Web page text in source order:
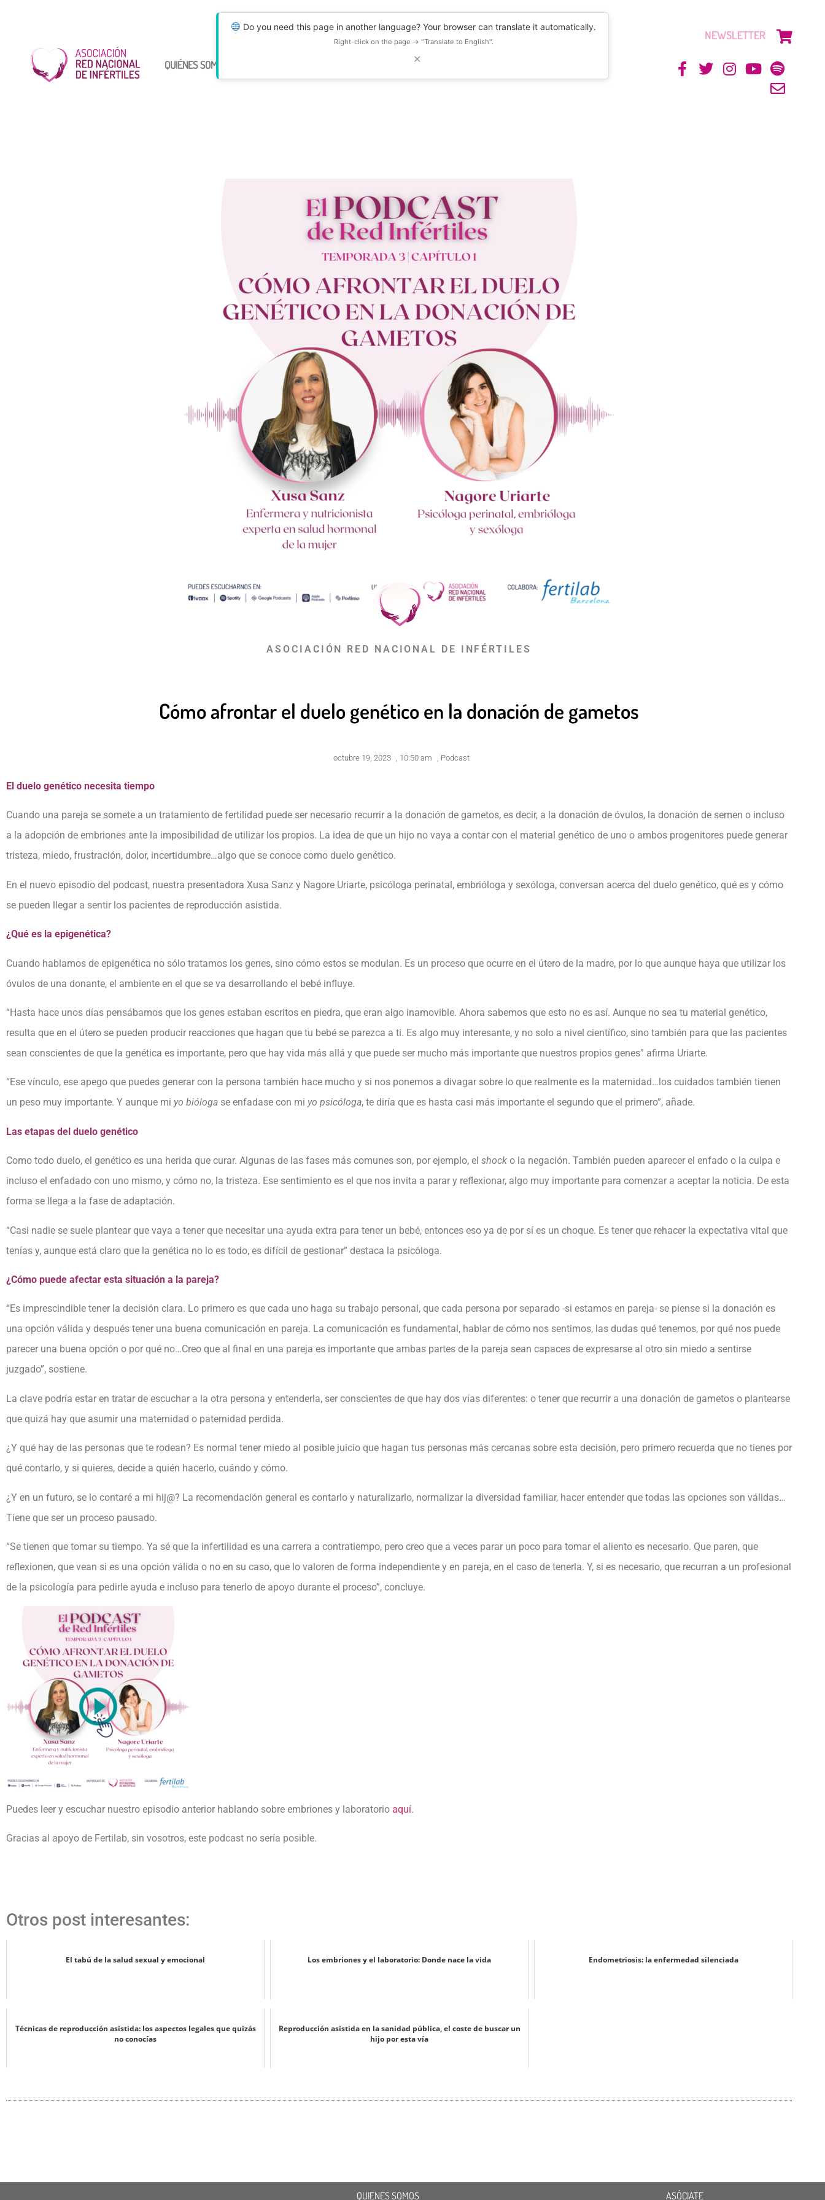
Do you need this page in another language? Your browser can translate it automatically.
Right-click on the page → "Translate to English".
✕
QUIÉNES SOMOS RECURSOS
NEWSLETTER
ASOCIACIÓN RED NACIONAL DE INFÉRTILES
Cómo afrontar el duelo genético en la donación de gametos
octubre 19, 2023 , 10:50 am , Podcast
El duelo genético necesita tiempo
Cuando una pareja se somete a un tratamiento de fertilidad puede ser necesario recurrir a la donación de gametos, es decir, a la donación de óvulos, la donación de semen o incluso
a la adopción de embriones ante la imposibilidad de utilizar los propios. La idea de que un hijo no vaya a contar con el material genético de uno o ambos progenitores puede generar
tristeza, miedo, frustración, dolor, incertidumbre…algo que se conoce como duelo genético.
En el nuevo episodio del podcast, nuestra presentadora Xusa Sanz y Nagore Uriarte, psicóloga perinatal, embrióloga y sexóloga, conversan acerca del duelo genético, qué es y cómo
se pueden llegar a sentir los pacientes de reproducción asistida.
¿Qué es la epigenética?
Cuando hablamos de epigenética no sólo tratamos los genes, sino cómo estos se modulan. Es un proceso que ocurre en el útero de la madre, por lo que aunque haya que utilizar los
óvulos de una donante, el ambiente en el que se va desarrollando el bebé influye.
“Hasta hace unos días pensábamos que los genes estaban escritos en piedra, que eran algo inamovible. Ahora sabemos que esto no es así. Aunque no sea tu material genético,
resulta que en el útero se pueden producir reacciones que hagan que tu bebé se parezca a ti. Es algo muy interesante, y no solo a nivel científico, sino también para que las pacientes
sean conscientes de que la genética es importante, pero que hay vida más allá y que puede ser mucho más importante que nuestros propios genes” afirma Uriarte.
“Ese vínculo, ese apego que puedes generar con la persona también hace mucho y si nos ponemos a divagar sobre lo que realmente es la maternidad…los cuidados también tienen
un peso muy importante. Y aunque mi yo bióloga se enfadase con mi yo psicóloga, te diría que es hasta casi más importante el segundo que el primero”, añade.
Las etapas del duelo genético
Como todo duelo, el genético es una herida que curar. Algunas de las fases más comunes son, por ejemplo, el shock o la negación. También pueden aparecer el enfado o la culpa e
incluso el enfadado con uno mismo, y cómo no, la tristeza. Ese sentimiento es el que nos invita a parar y reflexionar, algo muy importante para comenzar a aceptar la noticia. De esta
forma se llega a la fase de adaptación.
“Casi nadie se suele plantear que vaya a tener que necesitar una ayuda extra para tener un bebé, entonces eso ya de por sí es un choque. Es tener que rehacer la expectativa vital que
tenías y, aunque está claro que la genética no lo es todo, es difícil de gestionar” destaca la psicóloga.
¿Cómo puede afectar esta situación a la pareja?
“Es imprescindible tener la decisión clara. Lo primero es que cada uno haga su trabajo personal, que cada persona por separado -si estamos en pareja- se piense si la donación es
una opción válida y después tener una buena comunicación en pareja. La comunicación es fundamental, hablar de cómo nos sentimos, las dudas qué tenemos, por qué nos puede
parecer una buena opción o por qué no…Creo que al final en una pareja es importante que ambas partes de la pareja sean capaces de expresarse al otro sin miedo a sentirse
juzgado”, sostiene.
La clave podría estar en tratar de escuchar a la otra persona y entenderla, ser conscientes de que hay dos vías diferentes: o tener que recurrir a una donación de gametos o plantearse
que quizá hay que asumir una maternidad o paternidad perdida.
¿Y qué hay de las personas que te rodean? Es normal tener miedo al posible juicio que hagan tus personas más cercanas sobre esta decisión, pero primero recuerda que no tienes por
qué contarlo, y si quieres, decide a quién hacerlo, cuándo y cómo.
¿Y en un futuro, se lo contaré a mi hij@? La recomendación general es contarlo y naturalizarlo, normalizar la diversidad familiar, hacer entender que todas las opciones son válidas…
Tiene que ser un proceso pausado.
“Se tienen que tomar su tiempo. Ya sé que la infertilidad es una carrera a contratiempo, pero creo que a veces parar un poco para tomar el aliento es necesario. Que paren, que
reflexionen, que vean si es una opción válida o no en su caso, que lo valoren de forma independiente y en pareja, en el caso de tenerla. Y, si es necesario, que recurran a un profesional
de la psicología para pedirle ayuda e incluso para tenerlo de apoyo durante el proceso”, concluye.
Puedes leer y escuchar nuestro episodio anterior hablando sobre embriones y laboratorio aquí.
Gracias al apoyo de Fertilab, sin vosotros, este podcast no sería posible.
Otros post interesantes:
El tabú de la salud sexual y emocional Los embriones y el laboratorio: Donde nace la vida Endometriosis: la enfermedad silenciada
Técnicas de reproducción asistida: los aspectos legales que quizás
no conocías
Reproducción asistida en la sanidad pública, el coste de buscar un
hijo por esta vía
QUIENES SOMOS ASÓCIATE